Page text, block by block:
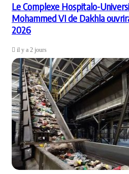
Le Complexe Hospitalo-
Mohammed VI de Dakhla
2026
il y a 2 jours